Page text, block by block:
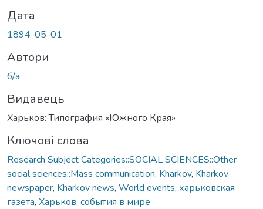
Дата
1894-05-01
Автори
б/а
Видавець
Харьков: Типография «Южного Края»
Ключові слова
Research Subject Categories::SOCIAL SCIENCES::Other
social sciences::Mass communication, Kharkov, Kharkov
newspaper, Kharkov news, World events, харьковская
газета, Харьков, события в мире